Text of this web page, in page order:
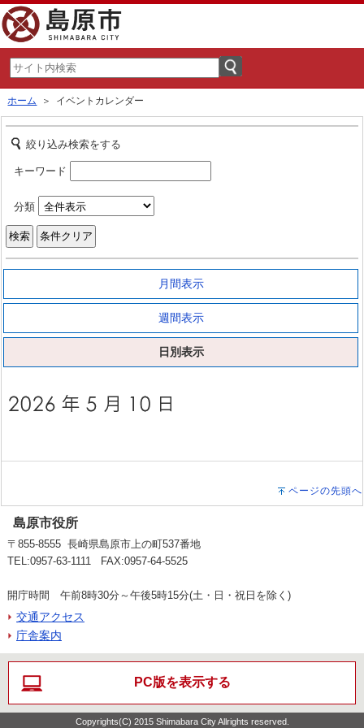
ホーム ＞ イベントカレンダー
絞り込み検索をする
キーワード
分類
月間表示
週間表示
日別表示
ページの先頭へ
島原市役所
〒855-8555 長崎県島原市上の町537番地
TEL:0957-63-1111 FAX:0957-64-5525
開庁時間 午前8時30分～午後5時15分(土・日・祝日を除く)
交通アクセス
庁舎案内
PC版を表示する
Copyrights(C) 2015 Shimabara City Allrights reserved.